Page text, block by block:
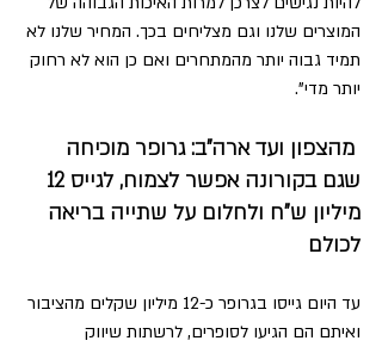
המוצרים שלנו וגם מצליחים בכך. המחיר שלנו לא
תמיד גבוה יותר מהמתחרים ואם כן הוא לא רחוק
יותר מדי".
מהצפון ועד ארה"ב: גרופר מוכיחה
מיליון ש"ח ולחלום על שתייה בריאה
לכולם
עד היום גייסו בגרופר כ-12 מיליון שקלים מהציבור
ואיתם הם הגיעו לסופרים, לרשתות שיווק